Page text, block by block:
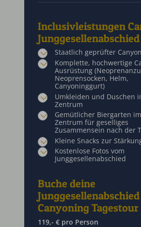
Inclusivleistungen
Junggesellenabschied
Staatlich geprüfter
Komplette, hochwertige
Ausrüstung
Neoprensocken, Helm,
Canyoninggurt)
Umkleiden und Duschen
Zentrum
Gemütlicher Biergarten
Zentrum für geselliges
Zusammensein nach der
Kleine Snacks zur
Kostenlose Fotos vom
Junggesellenabschied
Buche deine
Junggesellenabschied
Canyoning Tagestour
119,- € pro Person